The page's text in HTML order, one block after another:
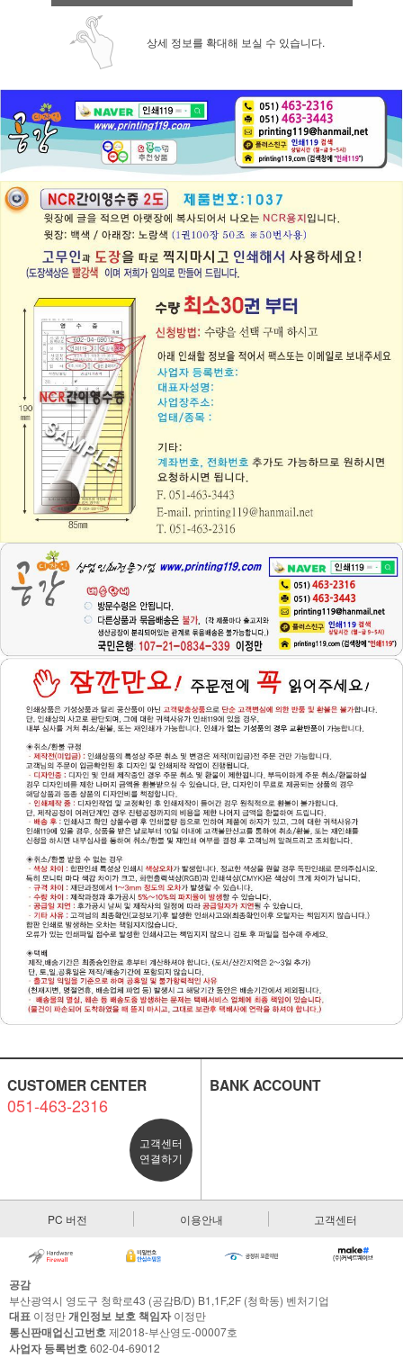
상세 정보를 확대해 보실 수 있습니다.
CUSTOMER CENTER
051-463-2316
고객센터
연결하기
BANK ACCOUNT
PC 버전 이용안내 고객센터
공감
부산광역시 영도구 청학로43 (공감B/D) B1,1F,2F (청학동) 벤처기업
대표 이정만개인정보 보호 책임자이정만
통신판매업신고번호제2018-부산영도-00007호
사업자 등록번호602-04-69012